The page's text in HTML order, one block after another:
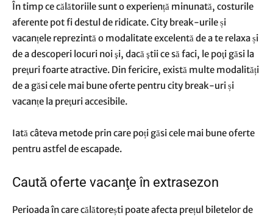
În timp ce călătoriile sunt o experiență minunată, costurile
aferente pot fi destul de ridicate. City break-urile și
vacanțele reprezintă o modalitate excelentă de a te relaxa și
de a descoperi locuri noi şi, dacă ştii ce să faci, le poţi găsi la
preţuri foarte atractive. Din fericire, există multe modalități
de a găsi cele mai bune oferte pentru city break-uri și
vacanțe la preţuri accesibile.
Iată câteva metode prin care poți găsi cele mai bune oferte
pentru astfel de escapade.
Caută oferte vacanţe în extrasezon
Perioada în care călătorești poate afecta prețul biletelor de